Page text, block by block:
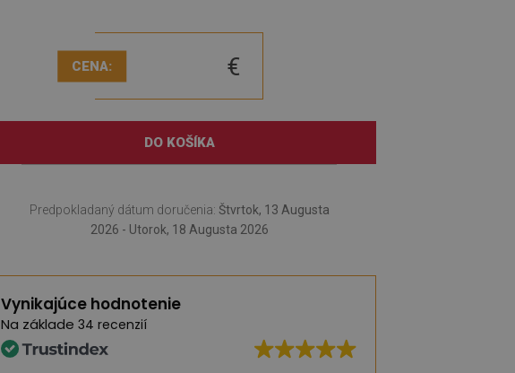
CENA: €
DO KOŠÍKA
Predpokladaný dátum doručenia: Štvrtok, 13 Augusta
2026 - Utorok, 18 Augusta 2026
Vynikajúce hodnotenie
Na základe 34 recenzií